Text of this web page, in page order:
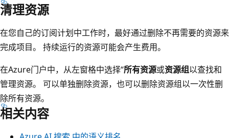
清理资源
在您自己的订阅计划中工作时，最好通过删除不再需要的资源来
完成项目。 持续运行的资源可能会产生费用。
在Azure门户中，从左窗格中选择“所有资源或资源组以查找和
管理资源。 可以单独删除资源，也可以删除资源组以一次性删
除所有资源。
相关内容